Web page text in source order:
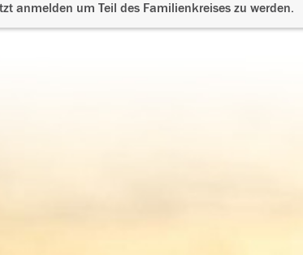
anmelden um Teil des Familienkreises zu werden.